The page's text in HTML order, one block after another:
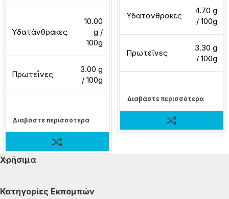
Υδατάνθρακες
10.00
g /
100g
Πρωτεΐνες
3.00 g
/ 100g
Διαβάστε περισσότερα
Υδατάνθρακες
4.70 g
/ 100g
Πρωτεΐνες
3.30 g
/ 100g
Διαβάστε περισσότερα
Χρήσιμα
Κατηγορίες Εκπομπών